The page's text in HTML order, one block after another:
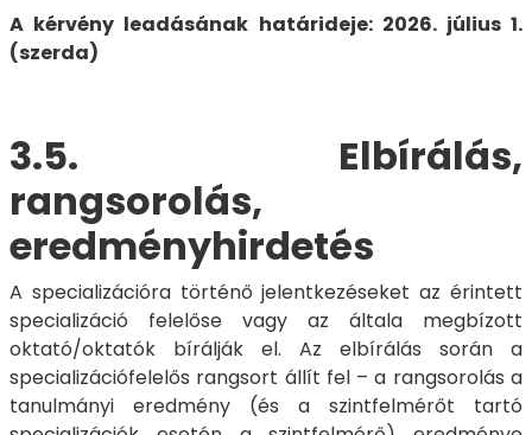
A kérvény leadásának határideje: 2026. július 1.
(szerda)
3.5. Elbírálás,
rangsorolás,
eredményhirdetés
A specializációra történő jelentkezéseket az érintett
specializáció felelőse vagy az általa megbízott
oktató/oktatók bírálják el. Az elbírálás során a
specializációfelelős rangsort állít fel – a rangsorolás a
tanulmányi eredmény (és a szintfelmérőt tartó